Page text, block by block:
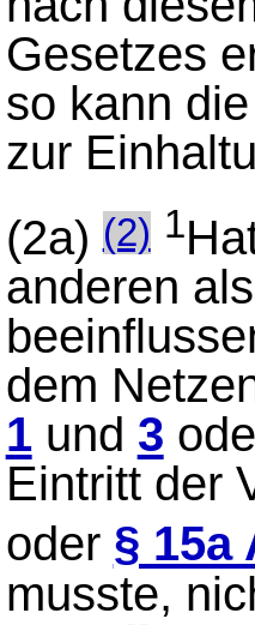
Gesetzes
so kann die
zur
(2a)(2) 1
anderen
dem
1und 3
Eintritt der
oder § 15a
musste,